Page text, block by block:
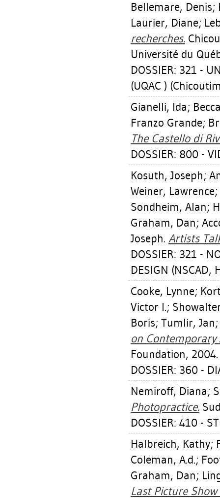
Bellemare, Denis;
Laurier, Diane;
recherches.
Université du
DOSSIER: 321 -
(UQAC )
Gianelli, Ida;
Franzo Grande;
The Castello di
DOSSIER: 800 -
Kosuth, Joseph;
Weiner, Lawrence;
Sondheim, Alan;
Graham, Dan;
Joseph. Artists
DOSSIER: 321 -
DESIGN (NSCAD,
Cooke, Lynne;
Victor I.;
Boris; Tumlir, Jan
on Contemporary
Foundation, 2004.
DOSSIER: 360 -
Nemiroff, Diana;
Photopractice.
DOSSIER: 410 -
Halbreich, Kathy;
Coleman, A.d.;
Graham, Dan;
Last Picture